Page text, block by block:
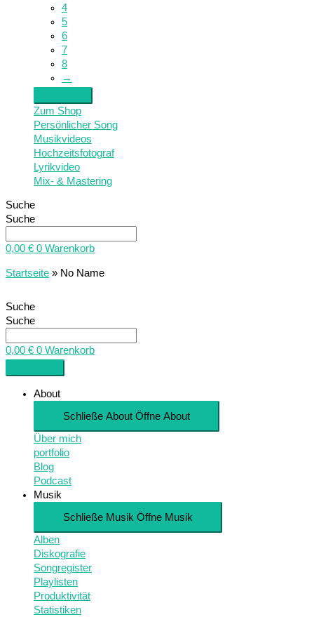
4
5
6
7
8
→
Zum Shop
Persönlicher Song
Musikvideos
Hochzeitsfotograf
Lyrikvideo
Mix- & Mastering
Suche
Suche
0,00 € 0 Warenkorb
Startseite » No Name
Suche
Suche
0,00 € 0 Warenkorb
About
Schließe About Öffne About
Über mich
portfolio
Blog
Podcast
Musik
Schließe Musik Öffne Musik
Alben
Diskografie
Songregister
Playlisten
Produktivität
Statistiken